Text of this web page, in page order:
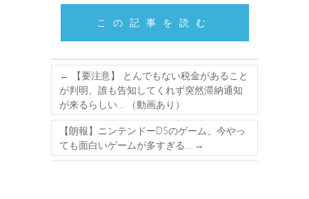
この記事を読む
←
【要注意】 とんでもない税金があること
が判明、誰も告知してくれず突然滞納通知
が来るらしい… （動画あり）
【朗報】ニンテンドーDSのゲーム、今やっ
ても面白いゲームが多すぎる…
→